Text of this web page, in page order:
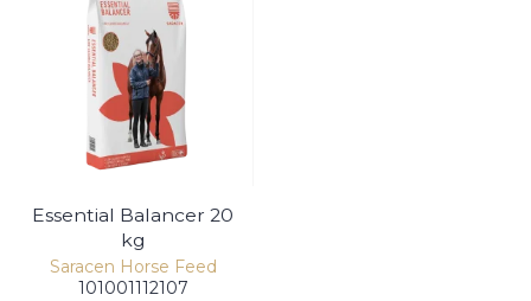
Essential Balancer 20
kg
Saracen Horse Feed
101001112107